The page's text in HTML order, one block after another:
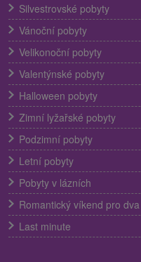
Silvestrovské pobyty
Vánoční pobyty
Velikonoční pobyty
Valentýnské pobyty
Halloween pobyty
Zimní lyžařské pobyty
Podzimní pobyty
Letní pobyty
Pobyty v lázních
Romantický víkend pro dva
Last minute